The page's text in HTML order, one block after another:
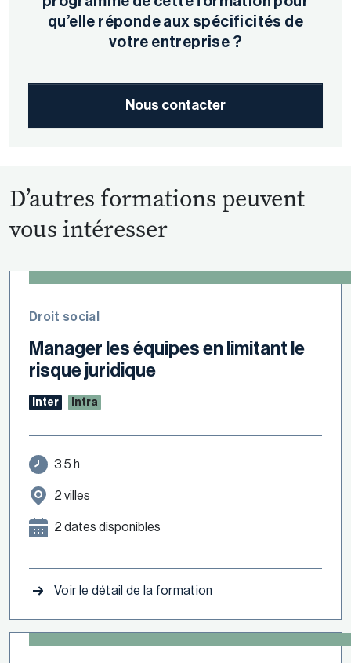
qu’elle réponde aux spécificités de
votre entreprise ?
Nous contacter
D’autres formations peuvent
vous intéresser
Droit social
Manager les équipes en limitant le
risque juridique
Inter Intra
3.5 h
2 villes
2 dates disponibles
Voir le détail de la formation